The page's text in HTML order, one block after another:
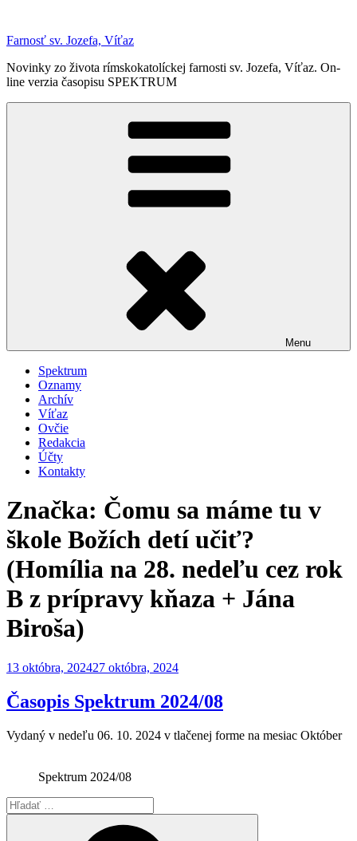
obsah
Farnosť sv. Jozefa, Víťaz
Novinky zo života rímskokatolíckej farnosti sv. Jozefa, Víťaz. On-
line verzia časopisu SPEKTRUM
Menu
Spektrum
Oznamy
Archív
Víťaz
Ovčie
Redakcia
Účty
Kontakty
Značka: Čomu sa máme tu v
škole Božích detí učiť?
(Homília na 28. nedeľu cez rok
B z prípravy kňaza + Jána
Biroša)
Publikované
13 októbra, 202427 októbra, 2024
Časopis Spektrum 2024/08
Vydaný v nedeľu 06. 10. 2024 v tlačenej forme na mesiac Október
Spektrum 2024/08
Hľadať: